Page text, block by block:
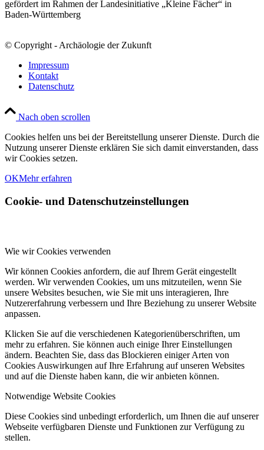
gefördert im Rahmen der Landesinitiative „Kleine Fächer“ in
Baden-Württemberg
© Copyright - Archäologie der Zukunft
Impressum
Kontakt
Datenschutz
Nach oben scrollen
Cookies helfen uns bei der Bereitstellung unserer Dienste. Durch die
Nutzung unserer Dienste erklären Sie sich damit einverstanden, dass
wir Cookies setzen.
OKMehr erfahren
Cookie- und Datenschutzeinstellungen
Wie wir Cookies verwenden
Wir können Cookies anfordern, die auf Ihrem Gerät eingestellt
werden. Wir verwenden Cookies, um uns mitzuteilen, wenn Sie
unsere Websites besuchen, wie Sie mit uns interagieren, Ihre
Nutzererfahrung verbessern und Ihre Beziehung zu unserer Website
anpassen.
Klicken Sie auf die verschiedenen Kategorienüberschriften, um
mehr zu erfahren. Sie können auch einige Ihrer Einstellungen
ändern. Beachten Sie, dass das Blockieren einiger Arten von
Cookies Auswirkungen auf Ihre Erfahrung auf unseren Websites
und auf die Dienste haben kann, die wir anbieten können.
Notwendige Website Cookies
Diese Cookies sind unbedingt erforderlich, um Ihnen die auf unserer
Webseite verfügbaren Dienste und Funktionen zur Verfügung zu
stellen.